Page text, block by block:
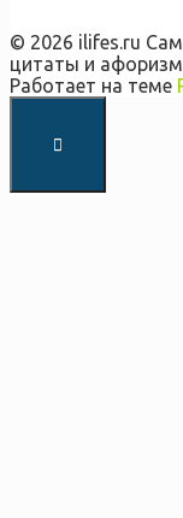
© 2026 ilifes.ru
цитаты и
Работает на теме